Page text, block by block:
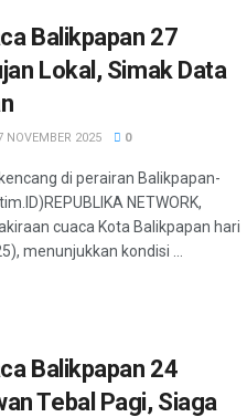
Balikpapan 27
Lokal, Simak Data
NOVEMBER 2025 0
di perairan Balikpapan-
NETWORK,
cuaca Kota Balikpapan hari
menunjukkan kondisi ...
Balikpapan 24
Tebal Pagi, Siaga